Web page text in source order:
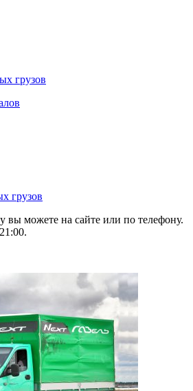
грузов
грузов
вы можете на сайте или по телефону.